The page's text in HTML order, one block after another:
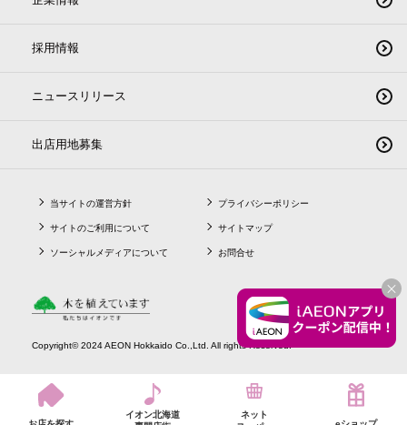
採用情報
ニュースリリース
出店用地募集
当サイトの運営方針
サイトのご利用について
ソーシャルメディアについて
プライバシーポリシー
サイトマップ
お問合せ
Copyright© 2024 AEON Hokkaido Co.,Ltd. All rights Reserved.
イオン北海道
ネット